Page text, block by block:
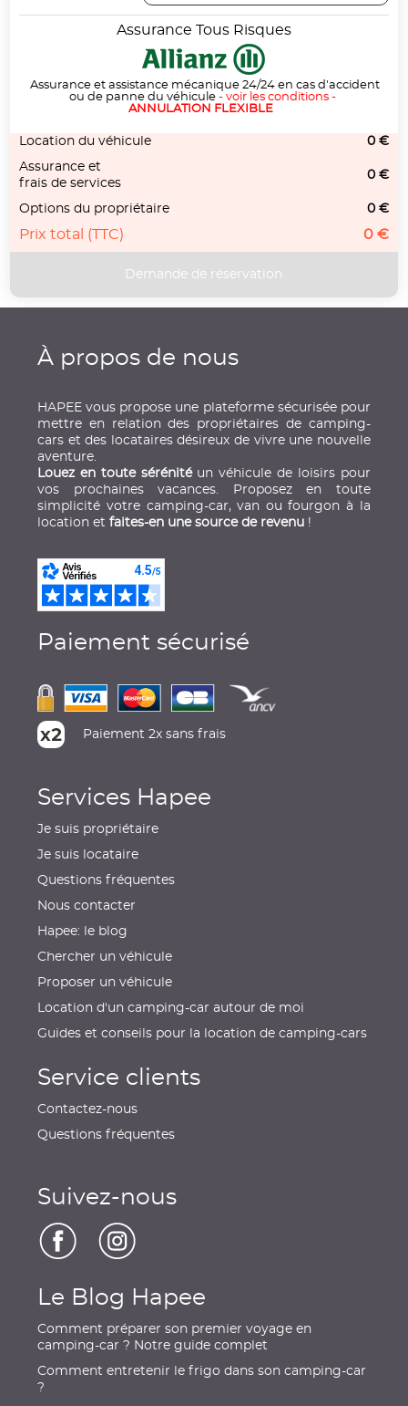
Assurance Tous Risques
Assurance et assistance mécanique 24/24 en cas d'accident
ou de panne du véhicule - voir les conditions-
ANNULATION FLEXIBLE
Location du véhicule
0 €
Assurance et
frais de services
0 €
Options du propriétaire 0 €
Prix total (TTC) 0 €
À propos de nous
HAPEE vous propose une plateforme sécurisée pour
mettre en relation des propriétaires de camping-
cars et des locataires désireux de vivre une nouvelle
aventure.
Louez en toute sérénitéun véhicule de loisirs pour
vos prochaines vacances. Proposez en toute
simplicité votre camping-car, van ou fourgon à la
location etfaites-en une source de revenu !
Paiement sécurisé
Paiement 2x sans frais
Services Hapee
Je suis propriétaire
Je suis locataire
Questions fréquentes
Nous contacter
Hapee: le blog
Chercher un véhicule
Proposer un véhicule
Location d'un camping-car autour de moi
Guides et conseils pour la location de camping-cars
Service clients
Contactez-nous
Questions fréquentes
Suivez-nous
Le Blog Hapee
Comment préparer son premier voyage en
camping-car ? Notre guide complet
Comment entretenir le frigo dans son camping-car
?